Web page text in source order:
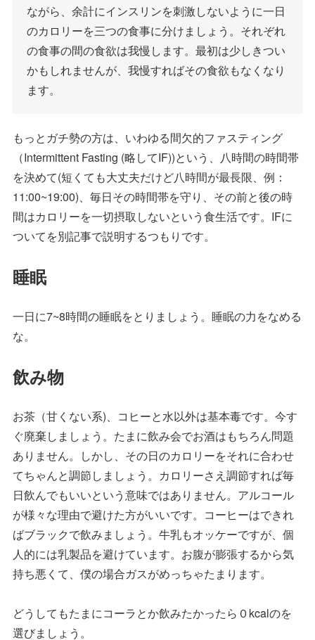
ながら、余計にインスリンを刺激しないように一日
のカロリーを三つの食事に分けましょう。それぞれ
の食事の間の食欲は我慢します。最初は少しきつい
かもしれませんが、我慢すればその食欲もなくなり
ます。
もっとガチ勢の方は、いわゆる間欠的ファスティング
（Intermittent Fasting (略してIF))という、八時間の時間帯
を決めて(短くても大丈夫だけど八時間が最長限、例：
11:00~19:00)、毎日その時間帯を守り、その前と後の時
間はカロリーを一切摂取しないという食生活です。IFに
ついてを別記事で説明するつもりです。
睡眠
一日に7~8時間の睡眠をとりましょう。睡眠の力をなめる
な。
飲み物
お茶（甘くない系)、コヒーと水以外は基本毒です。今す
ぐ廃棄しましょう。たまに飲み会でお酒はもちろん問題
ありません。しかし、その日のカロリーをそれに合わせ
てちゃんと調節しましょう。カロリーさえ調節すれば毎
日飲んでもいいという意味ではありません。アルコール
が様々な理由で避けた方がいいです。コーヒーはできれ
ばブラックで飲みましょう。牛乳もオッケーですが、個
人的には乳製品を避けています。お腹が膨張するから気
持ち悪くて、僕の場合ガスがめっちゃたまります。
どうしてもたまにコーラとか飲みたかったら０kcalのを
選びましょう。